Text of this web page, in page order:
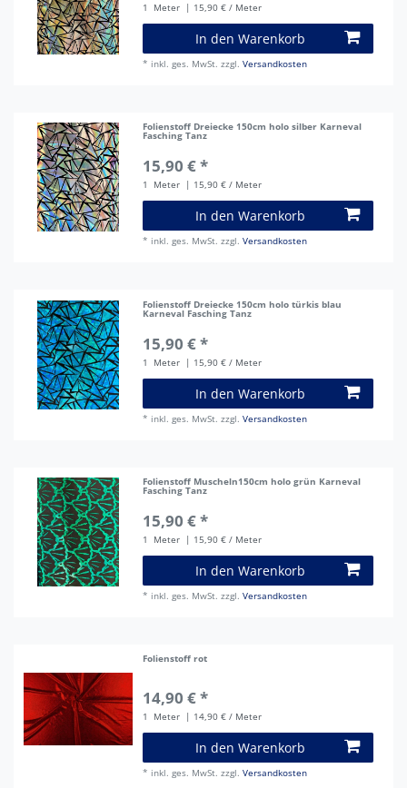
1 Meter | 15,90 € / Meter
In den Warenkorb
* inkl. ges. MwSt. zzgl.Versandkosten
Folienstoff Dreiecke 150cm holo silber Karneval
Fasching Tanz
15,90 € *
1 Meter | 15,90 € / Meter
In den Warenkorb
* inkl. ges. MwSt. zzgl.Versandkosten
Folienstoff Dreiecke 150cm holo türkis blau
Karneval Fasching Tanz
15,90 € *
1 Meter | 15,90 € / Meter
In den Warenkorb
* inkl. ges. MwSt. zzgl.Versandkosten
Folienstoff Muscheln150cm holo grün Karneval
Fasching Tanz
15,90 € *
1 Meter | 15,90 € / Meter
In den Warenkorb
* inkl. ges. MwSt. zzgl.Versandkosten
Folienstoff rot
14,90 € *
1 Meter | 14,90 € / Meter
In den Warenkorb
* inkl. ges. MwSt. zzgl.Versandkosten